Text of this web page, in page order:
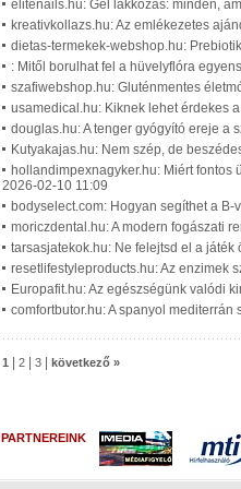
elitenails.hu: Gél lakkozás: minden,
kreativkollazs.hu: Az emlékezetes
dietas-termekek-webshop.hu:
: Mitől borulhat fel a hüvelyflóra
szafiwebshop.hu: Gluténmentes
usamedical.hu: Kiknek lehet érdekes
douglas.hu: A tenger gyógyító ereje a
Kutyakajas.hu: Nem szép, de
hollandimpexnagyker.hu: Miért fontos
2026-02-10 11:09
bodyselect.com: Hogyan segíthet a
moriczdental.hu: A modern fogászati
tarsasjatekok.hu: Ne felejtsd el a játék
resetlifestyleproducts.hu: Az enzimek
Europafit.hu: Az egészségünk valódi
comfortbutor.hu: A spanyol
1 2 3 következő »
PARTNEREINK